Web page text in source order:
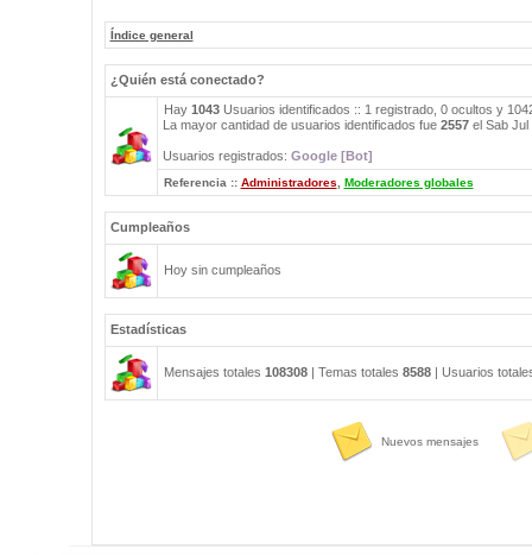
Índice general
¿Quién está conectado?
Hay 1043Usuarios identificados :: 1 registrado, 0 ocultos y
La mayor cantidad de usuarios identificados fue 2557el Sab Jul
Usuarios registrados: Google [Bot]
Referencia :: Administradores Moderadores globales
Cumpleaños
Hoy sin cumpleaños
Estadísticas
Mensajes totales 108308| Temas totales 8588| Usuarios
Nuevos mensajes